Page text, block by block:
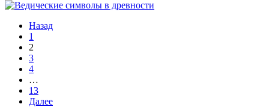
Назад
1
2
3
4
…
13
Далее